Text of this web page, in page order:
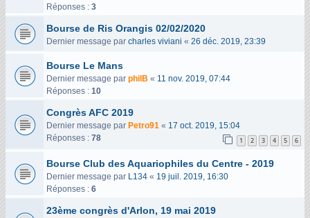
Réponses : 3
Bourse de Ris Orangis 02/02/2020
Dernier message par charles viviani « 26 déc. 2019, 23:39
Bourse Le Mans
Dernier message par philB « 11 nov. 2019, 07:44
Réponses : 10
Congrès AFC 2019
Dernier message par Petro91 « 17 oct. 2019, 15:04
Réponses : 78 1 2 3 4 5 6
Bourse Club des Aquariophiles du Centre - 2019
Dernier message par L134 « 19 juil. 2019, 16:30
Réponses : 6
23ème congrès d'Arlon, 19 mai 2019